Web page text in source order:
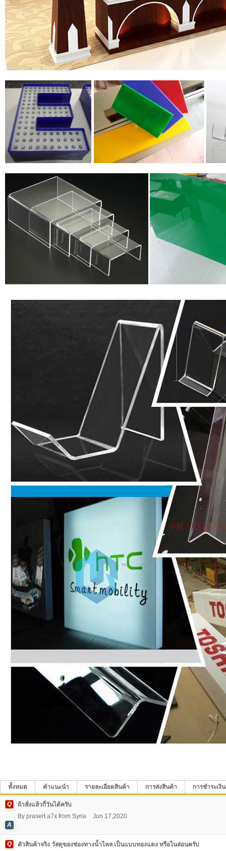
ทั้งหมด คำแนะนำ รายละเอียดสินค้า การส่งสินค้า การชำระเงิน
Q
ถ้าสั่งแล้วกี่วันได้ครับ
By prasert.a7x from Syria
Jun 17,2020
A
Q ตัวสินค้าจริง วัสดุของช่องทางน้ำไหล เป็นแบบทองแดง หรือไนล่อนครับ